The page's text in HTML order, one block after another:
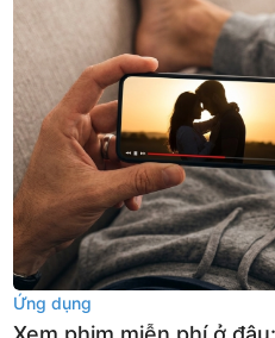
Ứng dụng